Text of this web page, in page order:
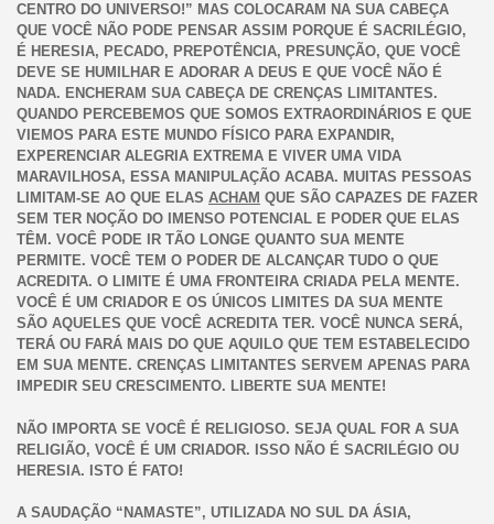
CENTRO DO UNIVERSO!” MAS COLOCARAM NA SUA CABEÇA
QUE VOCÊ NÃO PODE PENSAR ASSIM PORQUE É SACRILÉGIO,
É HERESIA, PECADO, PREPOTÊNCIA, PRESUNÇÃO, QUE VOCÊ
DEVE SE HUMILHAR E ADORAR A DEUS E QUE VOCÊ NÃO É
NADA. ENCHERAM SUA CABEÇA DE CRENÇAS LIMITANTES.
QUANDO PERCEBEMOS QUE SOMOS EXTRAORDINÁRIOS E QUE
VIEMOS PARA ESTE MUNDO FÍSICO PARA EXPANDIR,
EXPERENCIAR ALEGRIA EXTREMA E VIVER UMA VIDA
MARAVILHOSA, ESSA MANIPULAÇÃO ACABA. MUITAS PESSOAS
LIMITAM-SE AO QUE ELAS ACHAM QUE SÃO CAPAZES DE FAZER
SEM TER NOÇÃO DO IMENSO POTENCIAL E PODER QUE ELAS
TÊM. VOCÊ PODE IR TÃO LONGE QUANTO SUA MENTE
PERMITE. VOCÊ TEM O PODER DE ALCANÇAR TUDO O QUE
ACREDITA. O LIMITE É UMA FRONTEIRA CRIADA PELA MENTE.
VOCÊ É UM CRIADOR E OS ÚNICOS LIMITES DA SUA MENTE
SÃO AQUELES QUE VOCÊ ACREDITA TER. VOCÊ NUNCA SERÁ,
TERÁ OU FARÁ MAIS DO QUE AQUILO QUE TEM ESTABELECIDO
EM SUA MENTE. CRENÇAS LIMITANTES SERVEM APENAS PARA
IMPEDIR SEU CRESCIMENTO. LIBERTE SUA MENTE!
NÃO IMPORTA SE VOCÊ É RELIGIOSO. SEJA QUAL FOR A SUA
RELIGIÃO, VOCÊ É UM CRIADOR. ISSO NÃO É SACRILÉGIO OU
HERESIA. ISTO É FATO!
A SAUDAÇÃO “NAMASTE”, UTILIZADA NO SUL DA ÁSIA,